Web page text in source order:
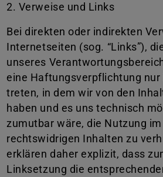
2. Verweise und Links
Bei direkten oder indirekten
Internetseiten (sog. “Links”),
unseres
eine Haftungsverpflichtung nur
treten, in dem wir von den
haben und es uns technisch
zumutbar wäre, die Nutzung im
rechtswidrigen Inhalten zu
erklären daher explizit, dass
Linksetzung die